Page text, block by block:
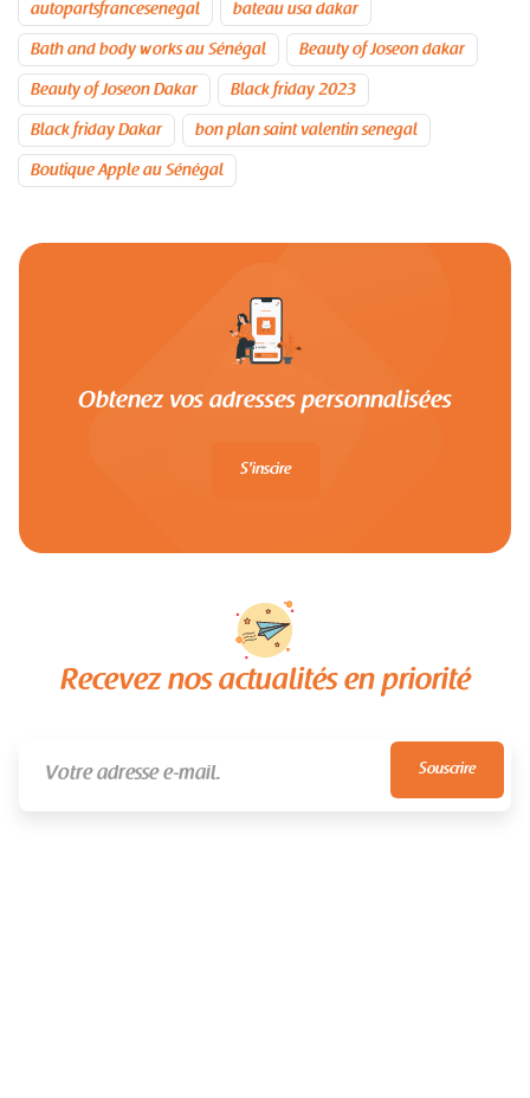
autopartsfrancesenegal bateau usa dakar
Bath and body works au Sénégal Beauty of Joseon dakar
Beauty of Joseon Dakar Black friday 2023
Black friday Dakar bon plan saint valentin senegal
Boutique Apple au Sénégal
Obtenez vos adresses personnalisées
S'inscire
Recevez nos actualités en priorité